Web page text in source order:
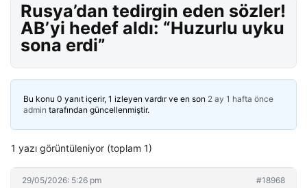
Rusya’dan tedirgin eden sözler!
AB’yi hedef aldı: “Huzurlu uyku
sona erdi”
Bu konu 0 yanıt içerir, 1 izleyen vardır ve en son 2 ay 1 hafta önce
admin tarafından güncellenmiştir.
1 yazı görüntüleniyor (toplam 1)
29/05/2026: 5:26 pm #18968